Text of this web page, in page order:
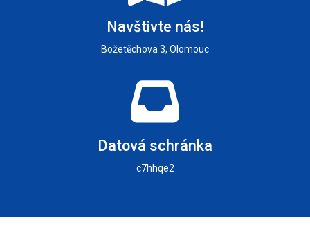
Navštivte nás!
Božetěchova 3, Olomouc
Datová schránka
c7hhqe2